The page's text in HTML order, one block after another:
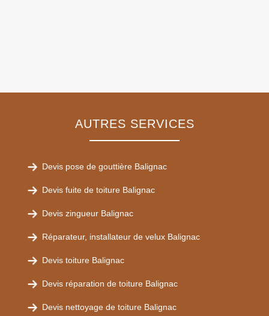
AUTRES SERVICES
Devis pose de gouttière Balignac
Devis fuite de toiture Balignac
Devis zingueur Balignac
Réparateur, installateur de velux Balignac
Devis toiture Balignac
Devis réparation de toiture Balignac
Devis nettoyage de toiture Balignac